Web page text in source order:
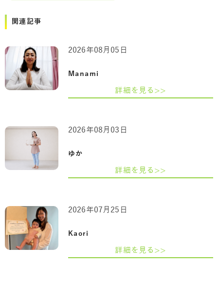
関連記事
Manami
2026年08月05日
詳細を見る>>
ゆか
2026年08月03日
詳細を見る>>
Kaori
2026年07月25日
詳細を見る>>